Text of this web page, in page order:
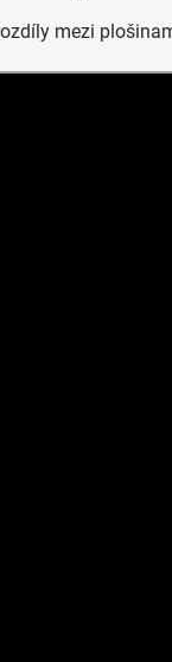
mezi